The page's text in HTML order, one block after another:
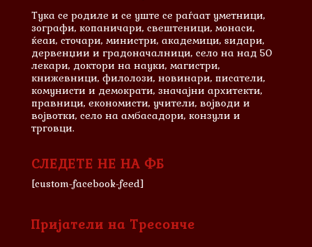
Тука се родиле и сe уште се раѓаат уметници,
зографи, копаничари, свештеници, монаси,
ќеаи, сточари, министри, академици, ѕидари,
дервенџии и градоначалници, село на над 50
лекари, доктори на науки, магистри,
книжевници, филолози, новинари, писатели,
комунисти и демократи, значајни архитекти,
правници, економисти, учители, војводи и
војвотки, село на амбасадори, конзули и
трговци.
СЛЕДЕТЕ НЕ НА ФБ
[custom-facebook-feed]
Пријатели на Тресонче